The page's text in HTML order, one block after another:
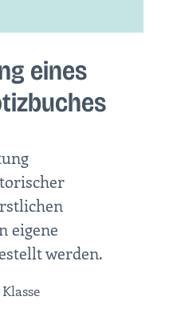
eines
eigene
werden.